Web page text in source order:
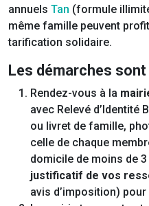
annuels Tan (formule
même famille peuvent
tarification solidaire.
Les démarches
Rendez-vous à la
avec Relevé d’Identité
ou livret de famille,
celle de chaque
domicile de moins de
justificatif de vos
avis d’imposition)